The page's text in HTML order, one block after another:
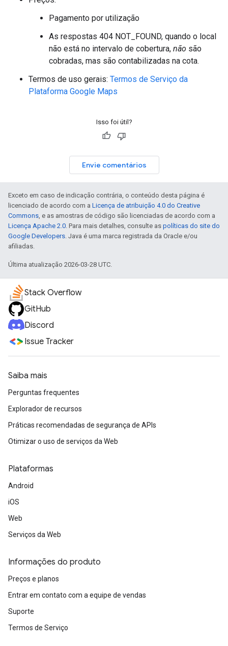
Pagamento por utilização
As respostas 404 NOT_FOUND, quando o local
não está no intervalo de cobertura, não são
cobradas, mas são contabilizadas na cota.
Termos de uso gerais: Termos de Serviço da
Plataforma Google Maps
Isso foi útil?
Envie comentários
Exceto em caso de indicação contrária, o conteúdo desta página é
licenciado de acordo com a Licença de atribuição 4.0 do Creative
Commons, e as amostras de código são licenciadas de acordo com a
Licença Apache 2.0. Para mais detalhes, consulte as políticas do site do
Google Developers. Java é uma marca registrada da Oracle e/ou
afiliadas.
Última atualização 2026-03-28 UTC.
Stack Overflow
GitHub
Discord
Issue Tracker
Saiba mais
Perguntas frequentes
Explorador de recursos
Práticas recomendadas de segurança de APIs
Otimizar o uso de serviços da Web
Plataformas
Android
iOS
Web
Serviços da Web
Informações do produto
Preços e planos
Entrar em contato com a equipe de vendas
Suporte
Termos de Serviço